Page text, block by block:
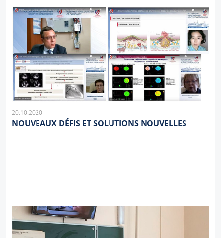
20.10.2020
NOUVEAUX DÉFIS ET SOLUTIONS NOUVELLES